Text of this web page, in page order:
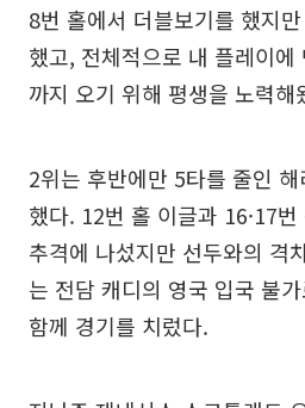
8번 홀에서 더블보기를 했지
했고, 전체적으로 내 플레이에
까지 오기 위해 평생을 노력해
2위는 후반에만 5타를 줄인
했다. 12번 홀 이글과 16·17
추격에 나섰지만 선두와의 격
는 전담 캐디의 영국 입국 불
함께 경기를 치렀다.